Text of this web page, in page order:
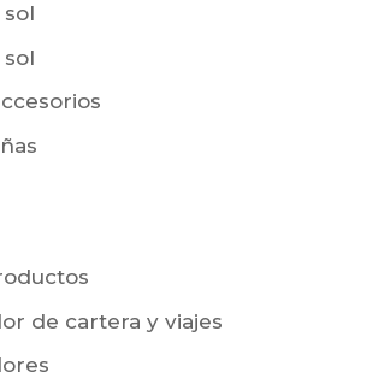
de cartera y viajes